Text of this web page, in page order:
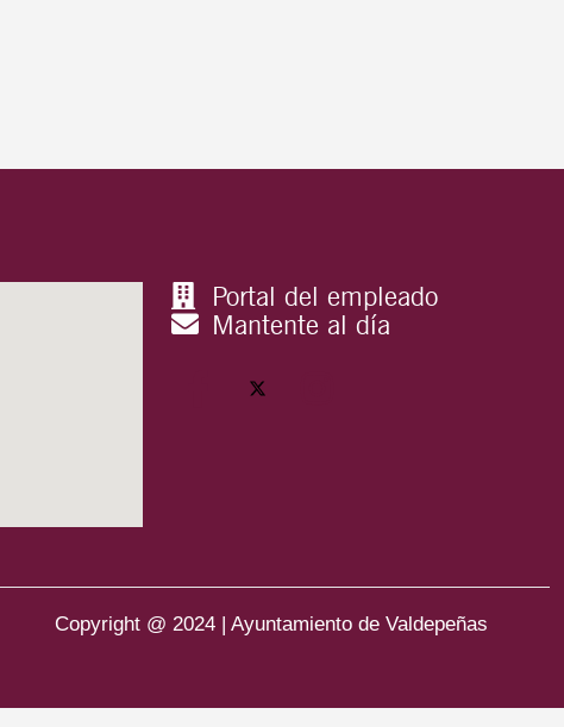
Portal del empleado
Mantente al día
Copyright @ 2024 | Ayuntamiento de Valdepeñas